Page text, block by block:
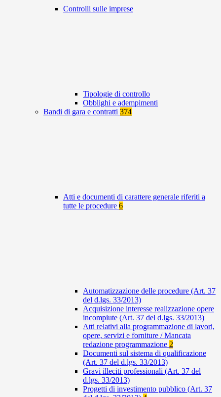
Controlli sulle imprese
Tipologie di controllo
Obblighi e adempimenti
Bandi di gara e contratti 374
Atti e documenti di carattere generale riferiti a
tutte le procedure 6
Automatizzazione delle procedure (Art. 37
del d.lgs. 33/2013)
Acquisizione interesse realizzazione opere
incompiute (Art. 37 del d.lgs. 33/2013)
Atti relativi alla programmazione di lavori,
opere, servizi e forniture / Mancata
redazione programmazione 2
Documenti sul sistema di qualificazione
(Art. 37 del d.lgs. 33/2013)
Gravi illeciti professionali (Art. 37 del
d.lgs. 33/2013)
Progetti di investimento pubblico (Art. 37